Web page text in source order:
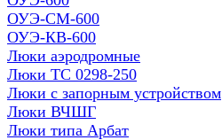
ОУЭ-СМ-600
ОУЭ-КВ-600
Люки аэродромные
Люки ТС 0298-250
Люки с запорным устройством
Люки ВЧШГ
Люки типа Арбат